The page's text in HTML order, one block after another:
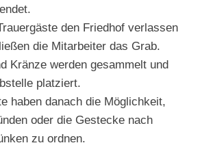
den Friedhof verlassen
die Mitarbeiter das Grab.
Kränze werden gesammelt und
platziert.
haben danach die Möglichkeit,
oder die Gestecke nach
zu ordnen.